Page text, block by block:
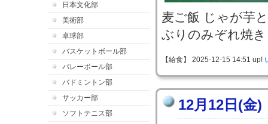
日本文化部
美術部
卓球部
バスケットボール部
バレーボール部
バドミントン部
サッカー部
ソフトテニス部
麦ご飯 じゃが芋
ぶりのみぞれ焼
【給食】 2025-12-15 14:51 up!
12月12日(金)